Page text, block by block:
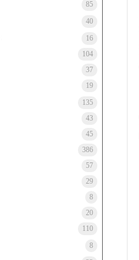
85
40
16
104
37
19
135
43
45
386
57
29
8
20
110
8